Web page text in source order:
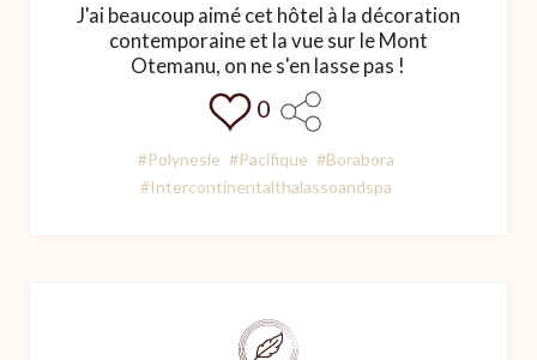
J'ai beaucoup aimé cet hôtel à la décoration
contemporaine et la vue sur le Mont
Otemanu, on ne s'en lasse pas !
0
#Polynesie #Pacifique #Borabora
#Intercontinentalthalassoandspa